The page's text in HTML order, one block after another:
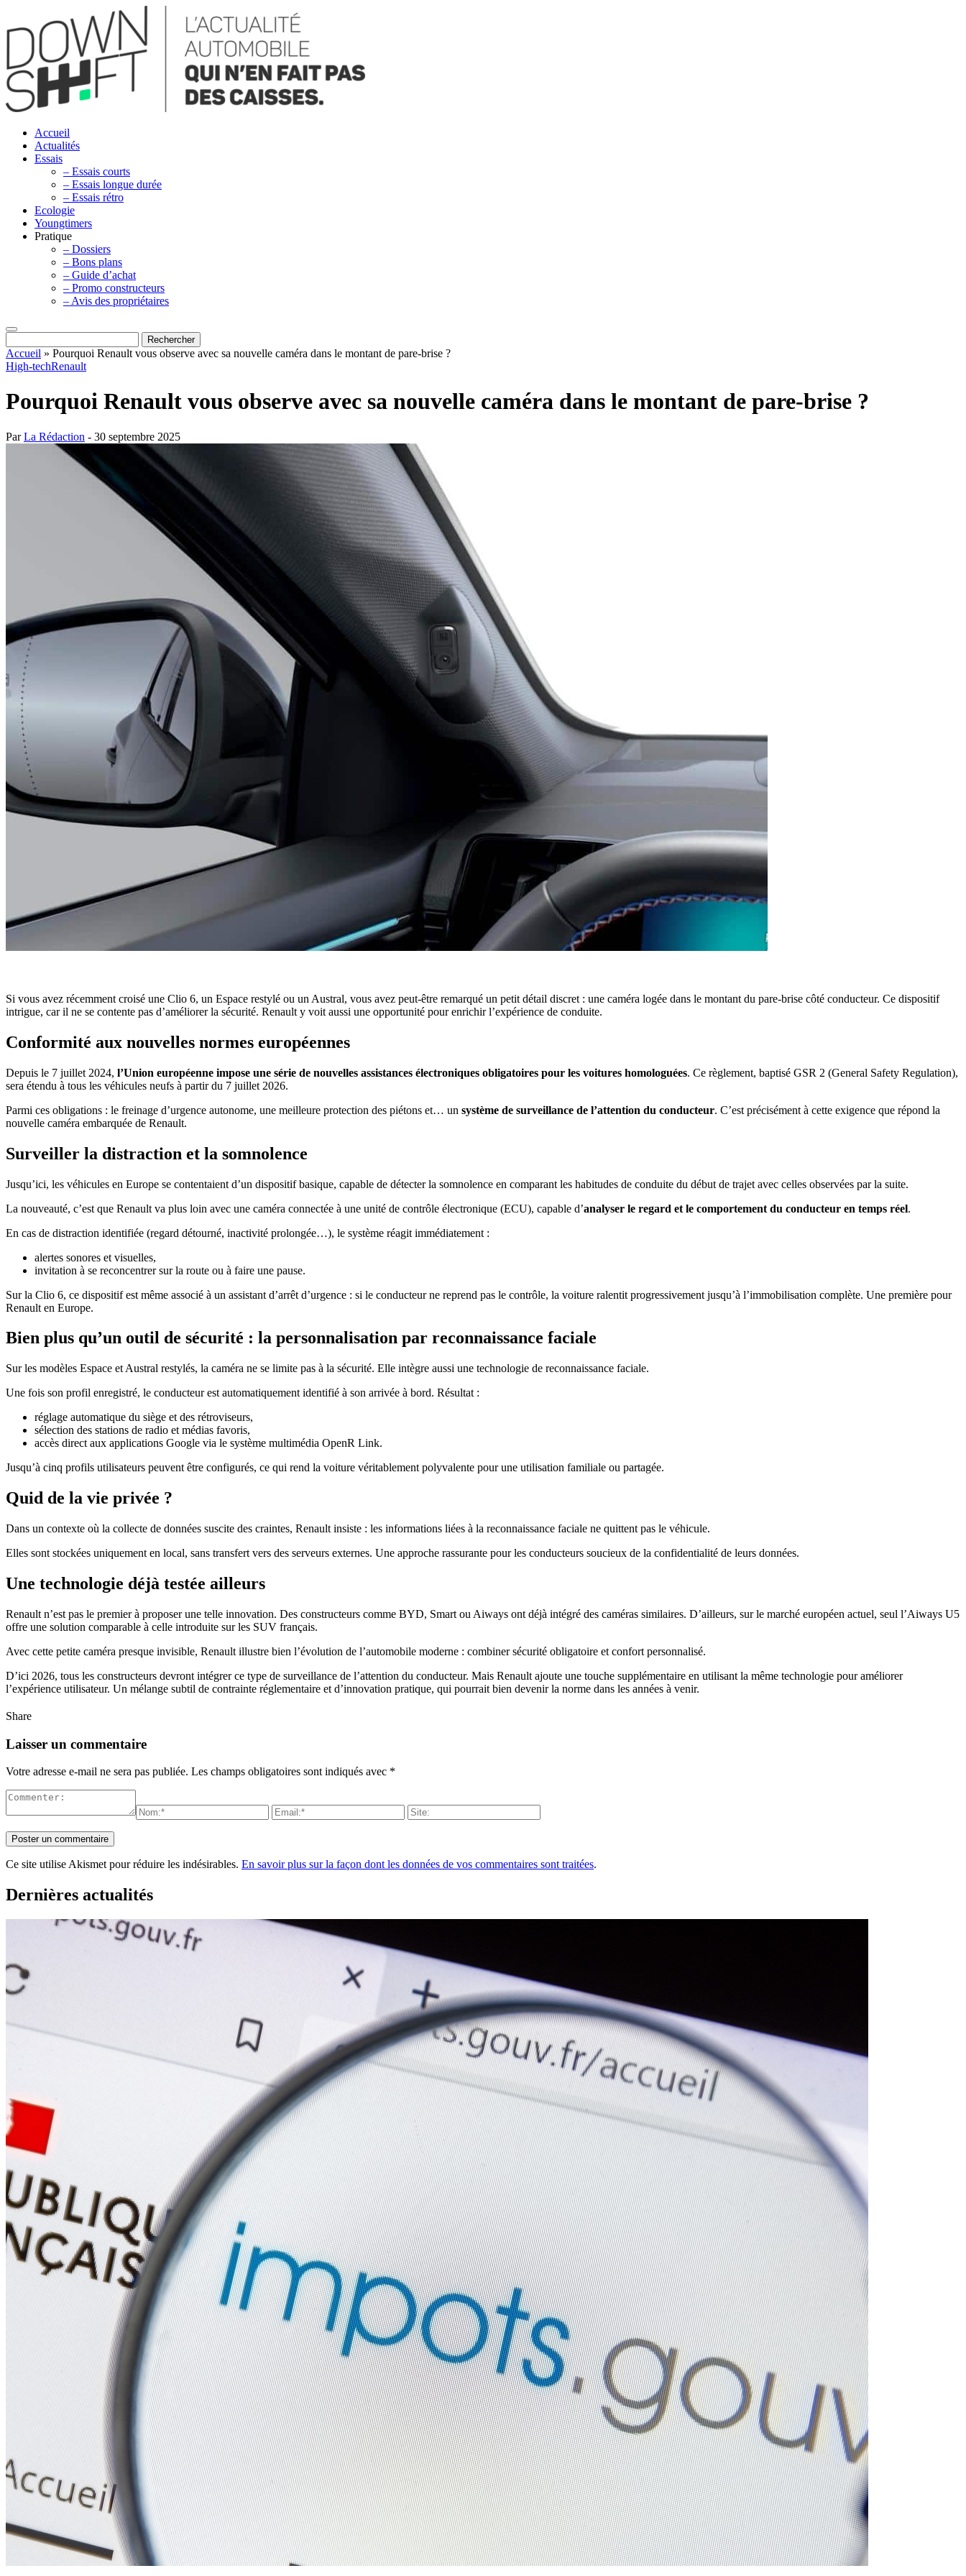
Accueil
Actualités
Essais
– Essais courts
– Essais longue durée
– Essais rétro
Ecologie
Youngtimers
Pratique
– Dossiers
– Bons plans
– Guide d’achat
– Promo constructeurs
– Avis des propriétaires
Accueil » Pourquoi Renault vous observe avec sa nouvelle caméra dans le montant de pare-brise ?
High-techRenault
Pourquoi Renault vous observe avec sa nouvelle caméra dans le montant de pare-brise ?
ParLa Rédaction - 30 septembre 2025
Si vous avez récemment croisé une Clio 6, un Espace restylé ou un Austral, vous avez peut-être remarqué un petit détail discret : une caméra logée dans le montant du pare-brise côté conducteur. Ce dispositif
intrigue, car il ne se contente pas d’améliorer la sécurité. Renault y voit aussi une opportunité pour enrichir l’expérience de conduite.
Conformité aux nouvelles normes européennes
Depuis le 7 juillet 2024, l’Union européenne impose une série de nouvelles assistances électroniques obligatoires pour les voitures homologuées. Ce règlement, baptisé GSR 2 (General Safety Regulation),
sera étendu à tous les véhicules neufs à partir du 7 juillet 2026.
Parmi ces obligations : le freinage d’urgence autonome, une meilleure protection des piétons et… un système de surveillance de l’attention du conducteur. C’est précisément à cette exigence que répond la
nouvelle caméra embarquée de Renault.
Surveiller la distraction et la somnolence
Jusqu’ici, les véhicules en Europe se contentaient d’un dispositif basique, capable de détecter la somnolence en comparant les habitudes de conduite du début de trajet avec celles observées par la suite.
La nouveauté, c’est que Renault va plus loin avec une caméra connectée à une unité de contrôle électronique (ECU), capable d’analyser le regard et le comportement du conducteur en temps réel.
En cas de distraction identifiée (regard détourné, inactivité prolongée…), le système réagit immédiatement :
alertes sonores et visuelles,
invitation à se reconcentrer sur la route ou à faire une pause.
Sur la Clio 6, ce dispositif est même associé à un assistant d’arrêt d’urgence : si le conducteur ne reprend pas le contrôle, la voiture ralentit progressivement jusqu’à l’immobilisation complète. Une première pour
Renault en Europe.
Bien plus qu’un outil de sécurité : la personnalisation par reconnaissance faciale
Sur les modèles Espace et Austral restylés, la caméra ne se limite pas à la sécurité. Elle intègre aussi une technologie de reconnaissance faciale.
Une fois son profil enregistré, le conducteur est automatiquement identifié à son arrivée à bord. Résultat :
réglage automatique du siège et des rétroviseurs,
sélection des stations de radio et médias favoris,
accès direct aux applications Google via le système multimédia OpenR Link.
Jusqu’à cinq profils utilisateurs peuvent être configurés, ce qui rend la voiture véritablement polyvalente pour une utilisation familiale ou partagée.
Quid de la vie privée ?
Dans un contexte où la collecte de données suscite des craintes, Renault insiste : les informations liées à la reconnaissance faciale ne quittent pas le véhicule.
Elles sont stockées uniquement en local, sans transfert vers des serveurs externes. Une approche rassurante pour les conducteurs soucieux de la confidentialité de leurs données.
Une technologie déjà testée ailleurs
Renault n’est pas le premier à proposer une telle innovation. Des constructeurs comme BYD, Smart ou Aiways ont déjà intégré des caméras similaires. D’ailleurs, sur le marché européen actuel, seul l’Aiways U5
offre une solution comparable à celle introduite sur les SUV français.
Avec cette petite caméra presque invisible, Renault illustre bien l’évolution de l’automobile moderne : combiner sécurité obligatoire et confort personnalisé.
D’ici 2026, tous les constructeurs devront intégrer ce type de surveillance de l’attention du conducteur. Mais Renault ajoute une touche supplémentaire en utilisant la même technologie pour améliorer
l’expérience utilisateur. Un mélange subtil de contrainte réglementaire et d’innovation pratique, qui pourrait bien devenir la norme dans les années à venir.
Share
Laisser un commentaire
Votre adresse e-mail ne sera pas publiée. Les champs obligatoires sont indiqués avec *
Ce site utilise Akismet pour réduire les indésirables. En savoir plus sur la façon dont les données de vos commentaires sont traitées.
Dernières actualités